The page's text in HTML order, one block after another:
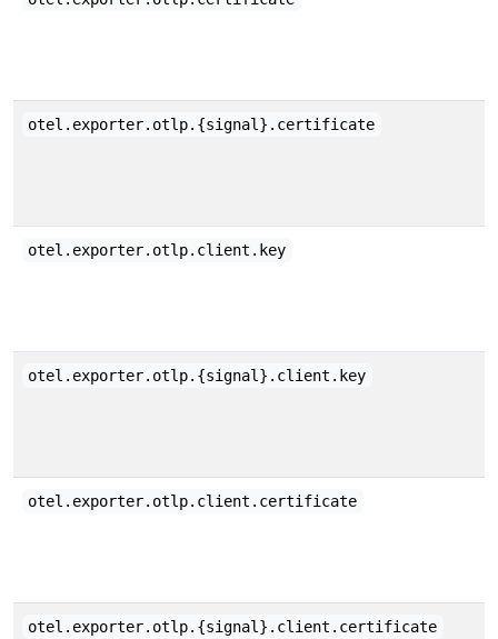
otel.exporter.otlp.{signal}.certificate
otel.exporter.otlp.client.key
otel.exporter.otlp.{signal}.client.key
otel.exporter.otlp.client.certificate
otel.exporter.otlp.{signal}.client.certificate